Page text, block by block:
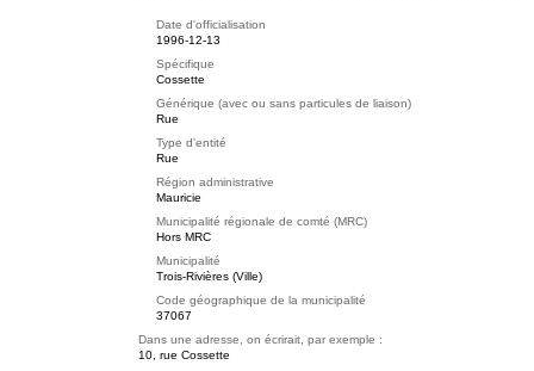
Date d'officialisation
1996-12-13
Spécifique
Cossette
Générique (avec ou sans particules de liaison)
Rue
Type d'entité
Rue
Région administrative
Mauricie
Municipalité régionale de comté (MRC)
Hors MRC
Municipalité
Trois-Rivières (Ville)
Code géographique de la municipalité
37067
Dans une adresse, on écrirait, par exemple :
10, rue Cossette